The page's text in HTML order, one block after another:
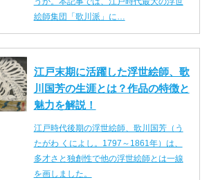
絵師集団「歌川派」に…
江戸末期に活躍した浮世絵師、歌
川国芳の生涯とは？作品の特徴と
魅力を解説！
江戸時代後期の浮世絵師、歌川国芳（う
たがわ くによし。1797～1861年）は、
多才さと独創性で他の浮世絵師とは一線
を画しました。